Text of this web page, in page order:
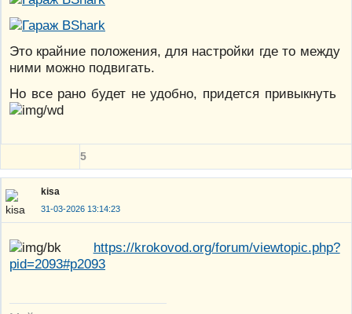
Это крайние положения, для настройки где то между
ними можно подвигать.
Но все рано будет не удобно, придется привыкнуть
5
kisa
31-03-2026 13:14:23
https://krokovod.org/forum/viewtopic.php?
pid=2093#p2093